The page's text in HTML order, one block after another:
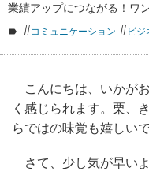
業績アップにつながる！ワ
#コミュニケーション #ビジ
こんにちは、いかが
く感じられます。栗、
らではの味覚も嬉しいで
さて、少し気が早い